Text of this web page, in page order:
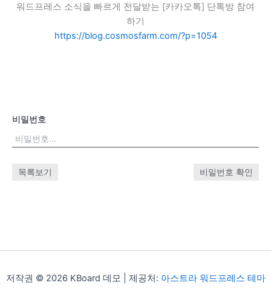
워드프레스 소식을 빠르게 전달받는 [카카오톡] 단톡방 참여
하기
https://blog.cosmosfarm.com/?p=1054
비밀번호
목록보기 비밀번호 확인
저작권 © 2026 KBoard 데모 | 제공처: 아스트라 워드프레스 테마